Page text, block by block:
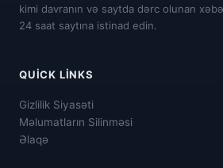
kimi davranın və saytda dərc olunan
24 saat saytına istinad edin.
QUICK LINKS
Gizlilik Siyasəti
Məlumatların Silinməsi
Əlaqə